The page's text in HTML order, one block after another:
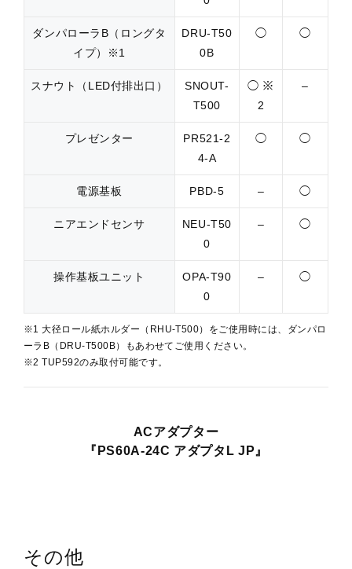
ダンパローラB（ロングタ
イプ）※1
DRU-T50
0B
◯ ◯
スナウト（LED付排出口）
SNOUT-
T500
◯ ※
2
–
プレゼンター
PR521-2
4-A
◯ ◯
電源基板 PBD-5 – ◯
ニアエンドセンサ
NEU-T50
0
– ◯
操作基板ユニット
OPA-T90
0
– ◯
※1 大径ロール紙ホルダー（RHU-T500）をご使用時には、ダンパロ
ーラB（DRU-T500B）もあわせてご使用ください。
※2 TUP592のみ取付可能です。
ACアダプター
『PS60A-24C アダプタL JP』
その他